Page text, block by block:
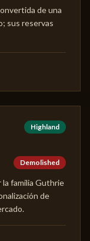
de una
sus reservas
Highland
Demolished
la familia Guthrie
de